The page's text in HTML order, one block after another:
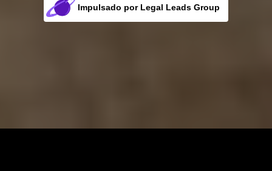
Impulsado por Legal Leads Group